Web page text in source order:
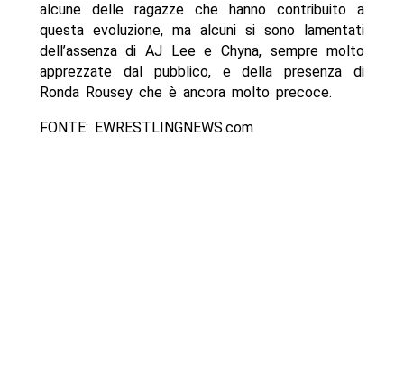
alcune delle ragazze che hanno contribuito a
questa evoluzione, ma alcuni si sono lamentati
dell’assenza di AJ Lee e Chyna, sempre molto
apprezzate dal pubblico, e della presenza di
Ronda Rousey che è ancora molto precoce.
FONTE: EWRESTLINGNEWS.com